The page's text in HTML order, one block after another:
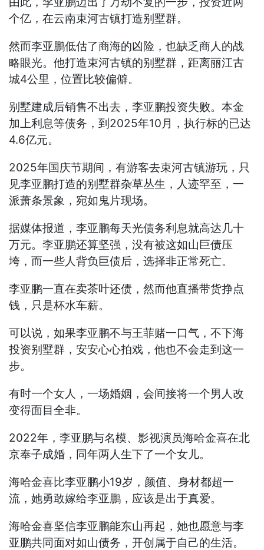
个亿，在云南束河古镇打造别墅群。
然而李亚鹏低估了商海的凶险，也缺乏商人的战
略眼光。他打造束河古镇的别墅群，距离丽江古
城4公里，位置比较偏僻。
别墅建成后销售不出去，李亚鹏投资失败。本金
加上利息等债务，到2025年10月，执行标的已达
4.6亿元。
2025年国庆节期间，有游客去束河古镇游玩，只
见李亚鹏打造的别墅群杂草丛生，人迹罕至，一
派萧条景象，宛如鬼片现场。
据媒体报道，李亚鹏每天光债务利息就高达几十
万元。李亚鹏还算坚强，没有被这如山巨债压
垮，而一些人背负巨债后，选择非正常死亡。
李亚鹏一直在卖茶叶还债，然而他直播带货挣点
钱，只是杯水车薪。
可以说，如果李亚鹏不与王菲赌一口气，不下海
投资别墅群，安安心心拍戏，他也不会走到这一
步。
有时一个女人，一场婚姻，会间接将一个男人改
变得面目全非。
2022年，李亚鹏与名模、影视演员海哈金喜在北
京奉子成婚，同年两人生下了一个女儿。
海哈金喜比李亚鹏小19岁，颜值、身材都超一
流，她勇敢嫁给李亚鹏，应该是出于真爱。
海哈金喜坚信李亚鹏能东山再起，她也愿意与李
亚鹏共同面对如山债务，开创属于自己的生活。